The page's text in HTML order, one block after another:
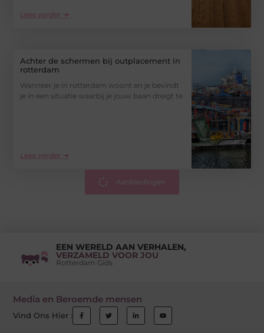
Lees verder ➜
Achter de schermen bij outplacement in
rotterdam
Wanneer je in rotterdam woont en je bevindt
je in een situatie waarbij je jouw baan dreigt te
Lees verder ➜
Aanbiedingen
EEN WERELD AAN VERHALEN,
VERZAMELD VOOR JOU
Rotterdam Gids
Media en Beroemde mensen
Vind Ons Hier :